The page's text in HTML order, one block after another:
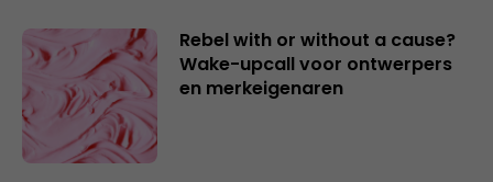
Rebel with or without a cause?
Wake-upcall voor ontwerpers
en merkeigenaren